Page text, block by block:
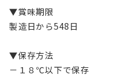
▼賞味期限
製造日から548日
▼保存方法
－１８℃以下で保存